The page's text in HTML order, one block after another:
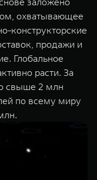
охватывающее
конструкторские
продажи и
Глобальное
расти. За
свыше 2 млн
по всему миру